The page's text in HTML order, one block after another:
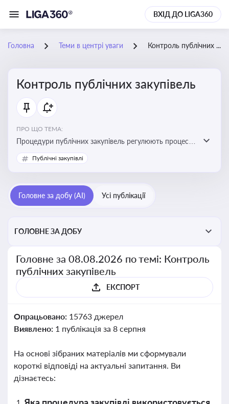
ВХІД ДО LIGA360
Головна Теми в центрі уваги Контроль публічних закупівель
Контроль публічних закупівель
ПРО ЩО ТЕМА:
Процедури публічних закупівель регулюють процес
придбання товарів, робіт і послуг державними
органами та підприємствами. Розуміння цих
юристам і бухгалтерам — забезпечити відповідність
законодавству
Публічні закупівлі
Головне за добу (AI) Усі публікації
ГОЛОВНЕ ЗА ДОБУ
Головне за 08.08.2026 по темі: Контроль
публічних закупівель
ЕКСПОРТ
Опрацьовано: 15763 джерел
Виявлено: 1 публікація за 8 серпня
На основі зібраних матеріалів ми сформували
короткі відповіді на актуальні запитання. Ви
дізнаєтесь: